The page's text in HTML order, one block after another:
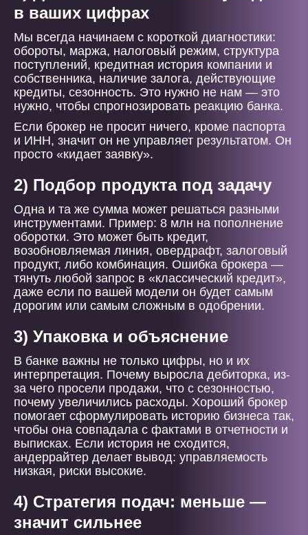
в ваших цифрах
Мы всегда начинаем с короткой диагностики:
обороты, маржа, налоговый режим, структура
поступлений, кредитная история компании и
собственника, наличие залога, действующие
кредиты, сезонность. Это нужно не нам — это
нужно, чтобы спрогнозировать реакцию банка.
Если брокер не просит ничего, кроме паспорта
и ИНН, значит он не управляет результатом. Он
просто «кидает заявку».
2) Подбор продукта под задачу
Одна и та же сумма может решаться разными
инструментами. Пример: 8 млн на пополнение
оборотки. Это может быть кредит,
возобновляемая линия, овердрафт, залоговый
продукт, либо комбинация. Ошибка брокера —
тянуть любой запрос в «классический кредит»,
даже если по вашей модели он будет самым
дорогим или самым сложным в одобрении.
3) Упаковка и объяснение
В банке важны не только цифры, но и их
интерпретация. Почему выросла дебиторка, из-
за чего просели продажи, что с сезонностью,
почему увеличились расходы. Хороший брокер
помогает сформулировать историю бизнеса так,
чтобы она совпадала с фактами в отчетности и
выписках. Если история не сходится,
андеррайтер делает вывод: управляемость
низкая, риски высокие.
4) Стратегия подач: меньше —
значит сильнее